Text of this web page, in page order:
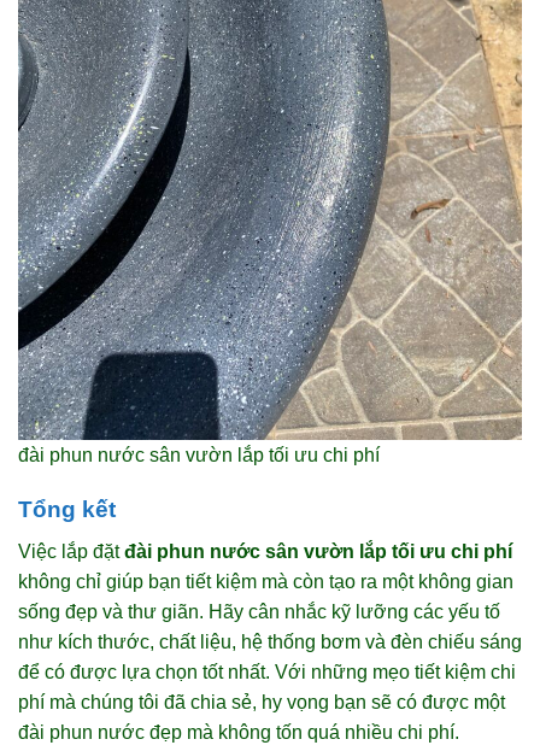
đài phun nước sân vườn lắp tối ưu chi phí
Tổng kết
Việc lắp đặtđài phun nước sân vườn lắp tối ưu chi phí
không chỉ giúp bạn tiết kiệm mà còn tạo ra một không gian
sống đẹp và thư giãn. Hãy cân nhắc kỹ lưỡng các yếu tố
như kích thước, chất liệu, hệ thống bơm và đèn chiếu sáng
để có được lựa chọn tốt nhất. Với những mẹo tiết kiệm chi
phí mà chúng tôi đã chia sẻ, hy vọng bạn sẽ có được một
đài phun nước đẹp mà không tốn quá nhiều chi phí.